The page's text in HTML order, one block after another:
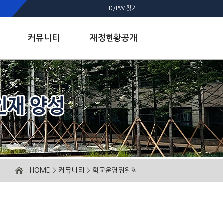
ID/PW 찾기
커뮤니티 재정현황공개
HOME > 커뮤니티 > 학교운영위원회